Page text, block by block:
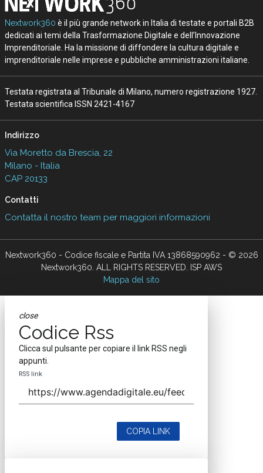
Nextwork360 è il più grande network in Italia di testate e portali B2B
dedicati ai temi della Trasformazione Digitale e dell’Innovazione
Imprenditoriale. Ha la missione di diffondere la cultura digitale e
imprenditoriale nelle imprese e pubbliche amministrazioni italiane.
Testata registrata al Tribunale di Milano, numero registrazione 1927.
Testata scientifica ISSN 2421-4167
Indirizzo
Via Moretto da Brescia, 22
Milano - Italia
CAP 20133
Contatti
Contatta il nostro team per maggiori informazioni
Nextwork360 - Codice fiscale e Partita IVA 13868590962 - © 2026
Nextwork360. ALL RIGHTS RESERVED. ISP AWS
Mappa del sito
close
Codice Rss
Clicca sul pulsante per copiare il link RSS negli
appunti.
RSS link
COPIA LINK